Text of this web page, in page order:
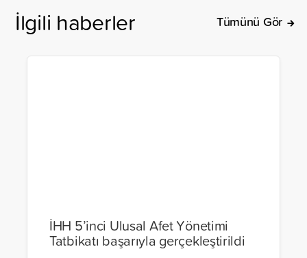
İlgili haberler Tümünü Gör
İHH 5’inci Ulusal Afet Yönetimi
Tatbikatı başarıyla gerçekleştirildi